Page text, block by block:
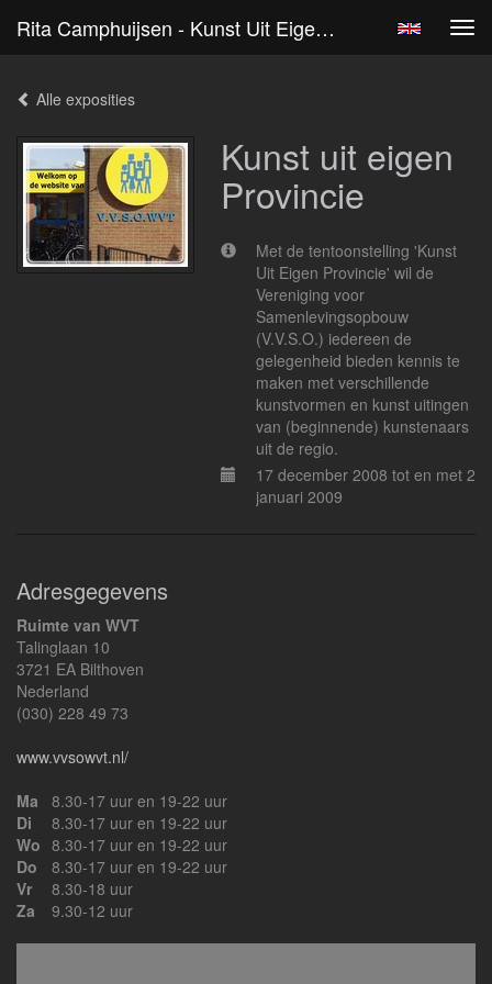
Rita Camphuijsen - Kunst Uit Eigen Provincie
Alle exposities
Kunst uit eigen
Provincie
Met de tentoonstelling 'Kunst
Uit Eigen Provincie' wil de
Vereniging voor
Samenlevingsopbouw
(V.V.S.O.) iedereen de
gelegenheid bieden kennis te
maken met verschillende
kunstvormen en kunst uitingen
van (beginnende) kunstenaars
uit de regio.
17 december 2008 tot en met 2
januari 2009
Adresgegevens
Ruimte van WVT
Talinglaan 10
3721 EA Bilthoven
Nederland
(030) 228 49 73
www.vvsowvt.nl/
Ma
8.30-17 uur en 19-22 uur
Di
8.30-17 uur en 19-22 uur
Wo 8.30-17 uur en 19-22 uur
Do
8.30-17 uur en 19-22 uur
Vr
8.30-18 uur
Za
9.30-12 uur